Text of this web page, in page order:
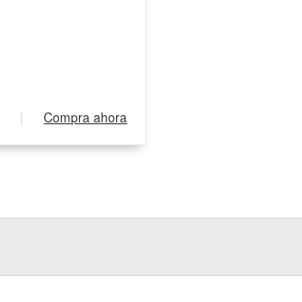
| Compra ahora